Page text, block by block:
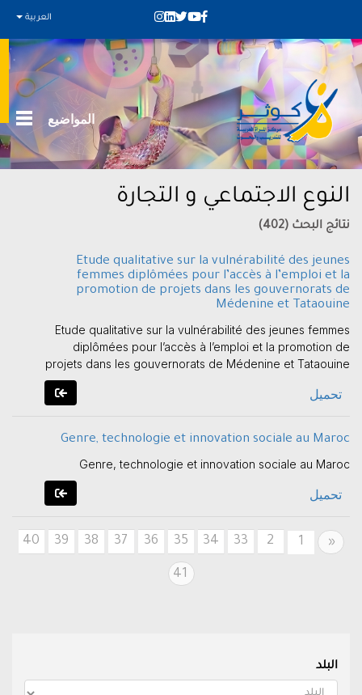
العربية
المواضيع
النوع الاجتماعي و التجارة
نتائج البحث (402)
Etude qualitative sur la vulnérabilité des jeunes
femmes diplômées pour l’accès à l’emploi et la
promotion de projets dans les gouvernorats de
Médenine et Tataouine
Etude qualitative sur la vulnérabilité des jeunes femmes
diplômées pour l’accès à l’emploi et la promotion de
projets dans les gouvernorats de Médenine et Tataouine
تحميل
Genre, technologie et innovation sociale au Maroc
Genre, technologie et innovation sociale au Maroc
تحميل
«
Previous
1
2
33
34
35
36
37
38
39
40
41
البلد